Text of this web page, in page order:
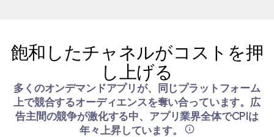
飽和したチャネルがコストを押
し上げる
多くのオンデマンドアプリが、同じプラットフォーム
上で競合するオーディエンスを奪い合っています。広
告主間の競争が激化する中、アプリ業界全体でCPIは
年々上昇しています。